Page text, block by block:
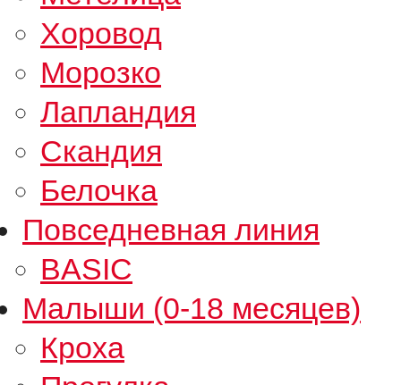
Хоровод
Морозко
Лапландия
Скандия
Белочка
Повседневная линия
BASIC
Малыши (0-18 месяцев)
Кроха